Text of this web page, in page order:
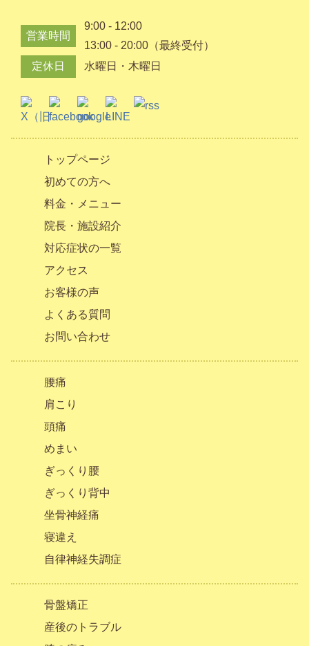
営業時間
9:00 - 12:00
13:00 - 20:00（最終受付）
定休日
水曜日・木曜日
トップページ
初めての方へ
料金・メニュー
院長・施設紹介
対応症状の一覧
アクセス
お客様の声
よくある質問
お問い合わせ
腰痛
肩こり
頭痛
めまい
ぎっくり腰
ぎっくり背中
坐骨神経痛
寝違え
自律神経失調症
骨盤矯正
産後のトラブル